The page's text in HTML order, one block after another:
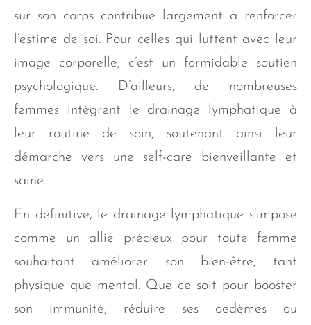
sur son corps contribue largement à renforcer
l’estime de soi. Pour celles qui luttent avec leur
image corporelle, c’est un formidable soutien
psychologique. D’ailleurs, de nombreuses
femmes intègrent le drainage lymphatique à
leur routine de soin, soutenant ainsi leur
démarche vers une self-care bienveillante et
saine.
En définitive, le drainage lymphatique s’impose
comme un allié précieux pour toute femme
souhaitant améliorer son bien-être, tant
physique que mental. Que ce soit pour booster
son immunité, réduire ses oedèmes ou